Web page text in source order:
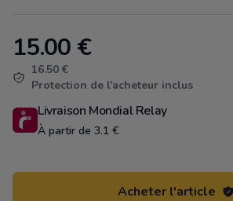
Product information
15.00 €
16.50 €
Protection de l'acheteur inclus
Livraison Mondial Relay
À partir de 3.1 €
Acheter l'article